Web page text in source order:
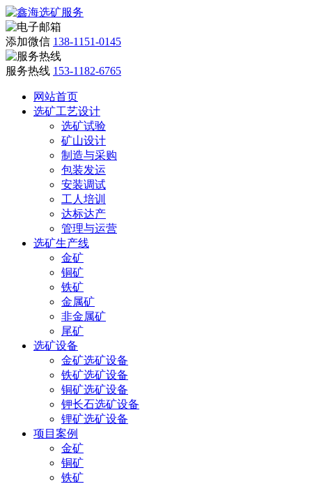
添加微信 138-1151-0145
服务热线 153-1182-6765
网站首页
选矿工艺设计
选矿试验
矿山设计
制造与采购
包装发运
安装调试
工人培训
达标达产
管理与运营
选矿生产线
金矿
铜矿
铁矿
金属矿
非金属矿
尾矿
选矿设备
金矿选矿设备
铁矿选矿设备
铜矿选矿设备
钾长石选矿设备
锂矿选矿设备
项目案例
金矿
铜矿
铁矿